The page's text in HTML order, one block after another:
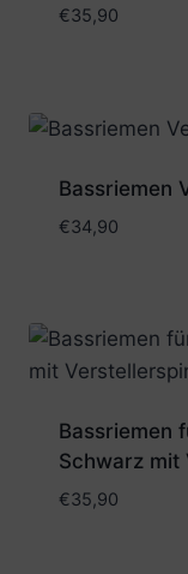
€35,90
Bassriemen
€34,90
Bassriemen
Schwarz mit
€35,90